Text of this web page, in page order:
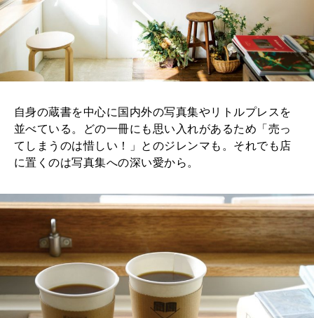
自身の蔵書を中心に国内外の写真集やリトルプレスを
並べている。どの一冊にも思い入れがあるため「売っ
てしまうのは惜しい！」とのジレンマも。それでも店
に置くのは写真集への深い愛から。